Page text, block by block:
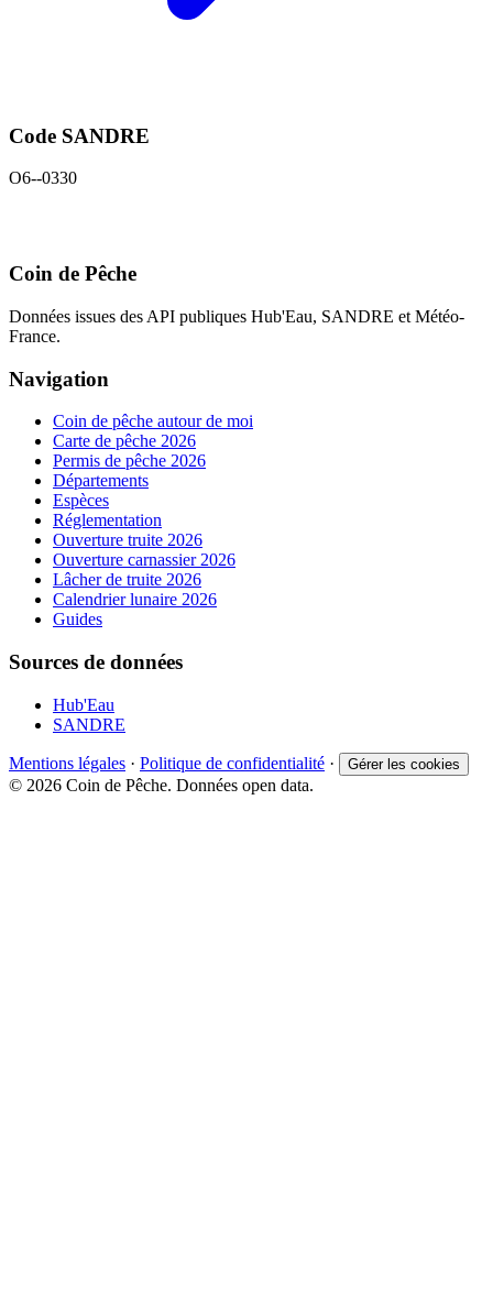
Code SANDRE
O6--0330
Coin de Pêche
Données issues des API publiques Hub'Eau, SANDRE et Météo-
France.
Navigation
Coin de pêche autour de moi
Carte de pêche 2026
Permis de pêche 2026
Départements
Espèces
Réglementation
Ouverture truite 2026
Ouverture carnassier 2026
Lâcher de truite 2026
Calendrier lunaire 2026
Guides
Sources de données
Hub'Eau
SANDRE
Mentions légales · Politique de confidentialité · Gérer les cookies
© 2026 Coin de Pêche. Données open data.